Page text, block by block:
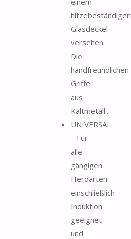
hitzebeständigen
Glasdeckel
versehen.
Die
handfreundlichen
Griffe
aus
Kaltmetall...
UNIVERSAL
– Für
alle
gängigen
Herdarten
einschließlich
Induktion
geeignet
und